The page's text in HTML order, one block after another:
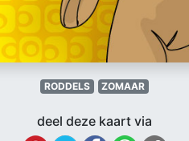
RODDELS ZOMAAR
deel deze kaart via